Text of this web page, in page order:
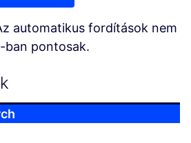
automatikus fordítások nem
ban pontosak.